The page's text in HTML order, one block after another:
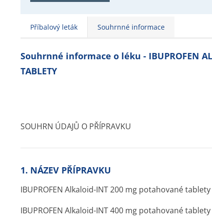
Příbalový leták Souhrnné informace
Souhrnné informace o léku - IBUPROFEN
TABLETY
SOUHRN ÚDAJŮ O PŘÍPRAVKU
1. NÁZEV PŘÍPRAVKU
IBUPROFEN Alkaloid-INT 200 mg potahované tablety
IBUPROFEN Alkaloid-INT 400 mg potahované tablety